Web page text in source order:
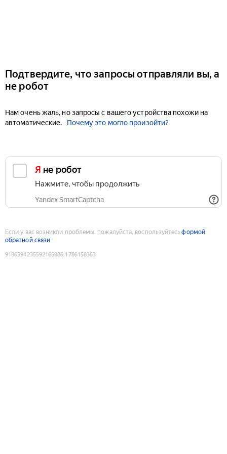
Подтвердите, что запросы отправляли вы, а
не робот
Нам очень жаль, но запросы с вашего устройства похожи на
автоматические.
Почему это могло произойти?
Я не робот
Нажмите, чтобы продолжить
Yandex SmartCaptcha
Если у вас возникли проблемы, пожалуйста, воспользуйтесьформой
обратной связи
9186594235592165886:1786158363